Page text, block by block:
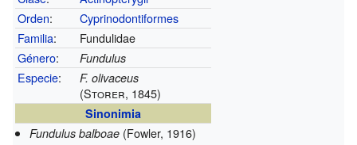
Orden:
Cyprinodontiformes
Familia:
Fundulidae
Género: Fundulus
Especie: F. olivaceus
(Storer, 1845)
Sinonimia
Fundulus balboae (Fowler, 1916)